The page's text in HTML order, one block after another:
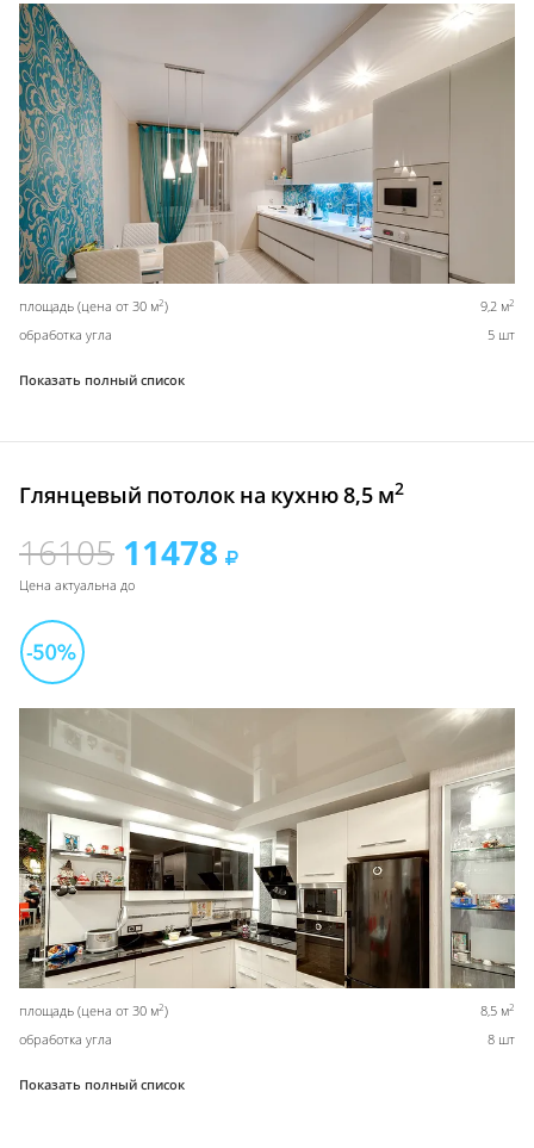
площадь (цена от 30 м2) 9,2 м2
обработка угла 5 шт
Показать полный список
Глянцевый потолок на кухню 8,5 м2
16105 11478
Цена актуальна до
площадь (цена от 30 м2) 8,5 м2
обработка угла 8 шт
Показать полный список